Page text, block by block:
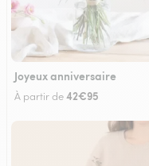
Joyeux anniversaire
À partir de42€95